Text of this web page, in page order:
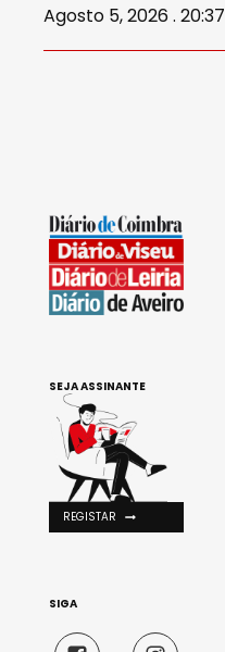
Agosto 5, 2026 . 20:37
SEJA ASSINANTE
REGISTAR
SIGA